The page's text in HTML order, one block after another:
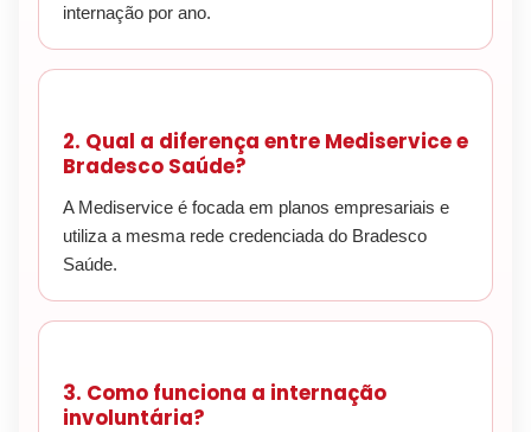
internação por ano.
2. Qual a diferença entre Mediservice e
Bradesco Saúde?
A Mediservice é focada em planos empresariais e
utiliza a mesma rede credenciada do Bradesco
Saúde.
3. Como funciona a internação
involuntária?